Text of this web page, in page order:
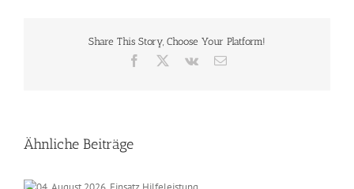
Share This Story, Choose Your Platform!
Facebook Vk
E-
Ähnliche Beiträge